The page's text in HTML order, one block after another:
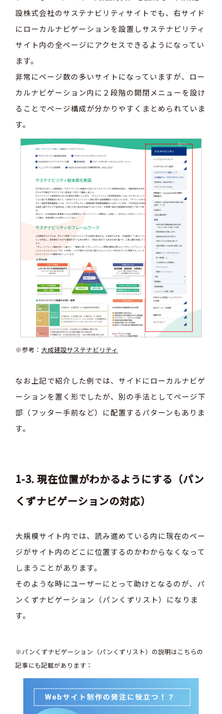
設株式会社のサステナビリティサイトでも、右サイド
にローカルナビゲーションを設置しサステナビリティ
サイト内の全ページにアクセスできるようになってい
ます。
非常にページ数の多いサイトになっていますが、ロー
カルナビゲーション内に２段階の開閉メニューを設け
ることでページ構成が分かりやすくまとめられていま
す。
※参考： 大成建設サステナビリティ
なお上記で紹介した例では、サイドにローカルナビゲ
ーションを置く形でしたが、別の手法としてページ下
部（フッター手前など）に配置するパターンもありま
す。
1-3. 現在位置がわかるようにする（パン
くずナビゲーションの対応）
大規模サイト内では、読み進めている内に現在のペー
ジがサイト内のどこに位置するのかわからなくなって
しまうことがあります。
そのような時にユーザーにとって助けとなるのが、パ
ンくずナビゲーション（パンくずリスト）になりま
す。
※パンくずナビゲーション（パンくずリスト）の説明はこちらの
記事にも記載があります：